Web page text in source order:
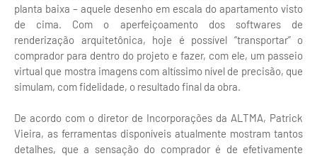
planta baixa – aquele desenho em escala do apartamento visto
de cima. Com o aperfeiçoamento dos softwares de
renderização arquitetônica, hoje é possível “transportar” o
comprador para dentro do projeto e fazer, com ele, um passeio
virtual que mostra imagens com altíssimo nível de precisão, que
simulam, com fidelidade, o resultado final da obra.
De acordo com o diretor de Incorporações da ALTMA, Patrick
Vieira, as ferramentas disponíveis atualmente mostram tantos
detalhes, que a sensação do comprador é de efetivamente